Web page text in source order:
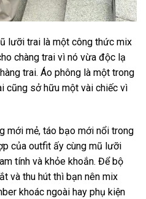
lưỡi trai là một công thức mix
chàng trai vì nó vừa độc lạ
trai. Áo phông là một trong
cũng sở hữu một vài chiếc vì
mới mẻ, táo bạo mới nổi trong
của outfit ấy cùng mũ lưỡi
tính và khỏe khoắn. Để bộ
và thu hút thì bạn nên mix
khoác ngoài hay phụ kiện